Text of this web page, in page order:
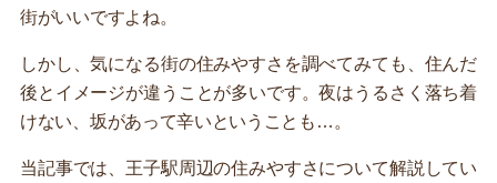
街がいいですよね。
しかし、気になる街の住みやすさを調べてみても、住んだ
後とイメージが違うことが多いです。夜はうるさく落ち着
けない、坂があって辛いということも…。
当記事では、王子駅周辺の住みやすさについて解説してい